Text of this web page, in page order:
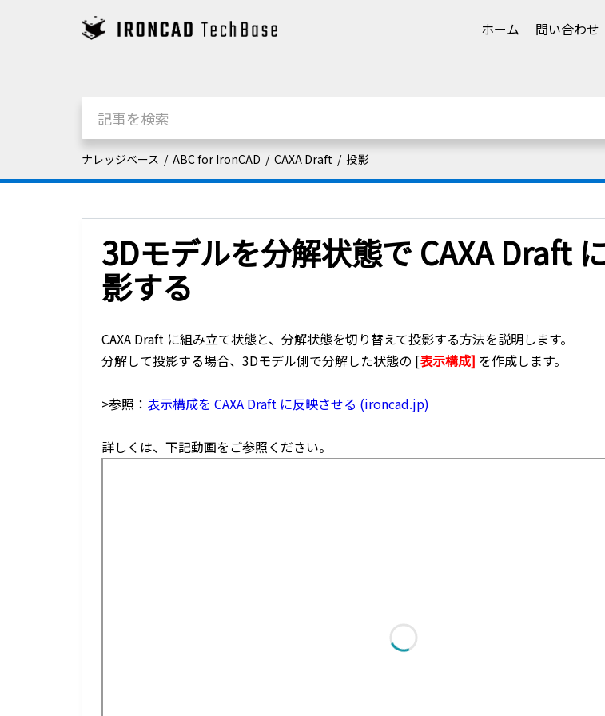
ホーム 問い合わせ
ナレッジベース ABC for IronCAD CAXA Draft 投影
3Dモデルを分解状態で CAXA Draft
影する
CAXA Draft に組み立て状態と、分解状態を切り替えて投影する方法を説明します。
分解して投影する場合、3Dモデル側で分解した状態の [表示構成] を作成します。
>参照： 表示構成を CAXA Draft に反映させる (ironcad.jp)
詳しくは、下記動画をご参照ください。